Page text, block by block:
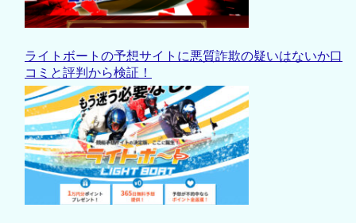
ライトボートの予想サイトに悪質詐欺の疑いはないか口
コミと評判から検証！